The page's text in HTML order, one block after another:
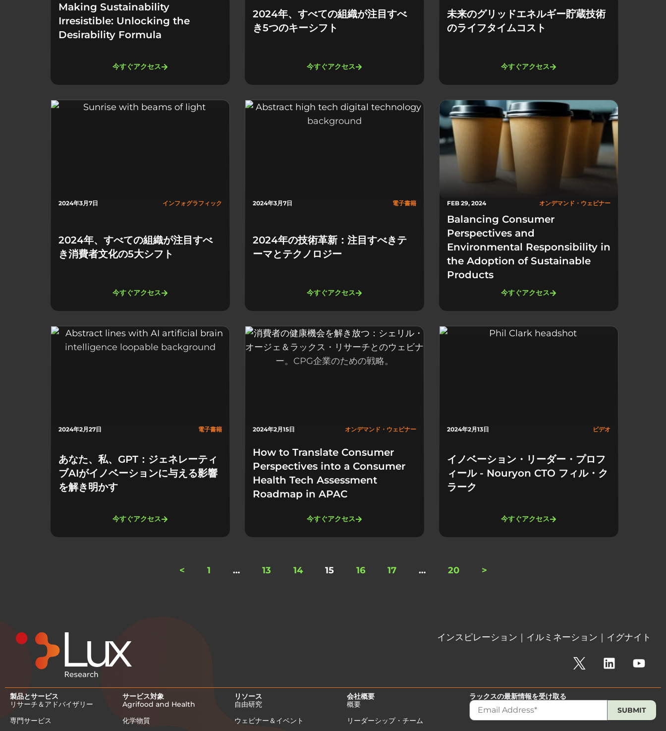
Making Sustainability
Irresistible: ​Unlocking the
Desirability Formula​
今すぐアクセス
2024年、すべての組織が注目すべ
き5つのキーシフト
今すぐアクセス
未来のグリッドエネルギー貯蔵技術
のライフタイムコスト
今すぐアクセス
2024年3月7日 インフォグラフィック
2024年、すべての組織が注目すべ
き消費者文化の5大シフト
今すぐアクセス
2024年3月7日 電子書籍
2024年の技術革新：注目すべきテ
ーマとテクノロジー
今すぐアクセス
FEB 29, 2024 オンデマンド・ウェビナー
Balancing Consumer
Perspectives and
Environmental Responsibility in
the Adoption of Sustainable
Products
今すぐアクセス
2024年2月27日 電子書籍
あなた、私、GPT：ジェネレーティ
ブAIがイノベーションに与える影響
を解き明かす
今すぐアクセス
2024年2月15日 オンデマンド・ウェビナー
How to Translate Consumer
Perspectives into a Consumer
Health Tech Assessment
Roadmap in APAC
今すぐアクセス
2024年2月13日 ビデオ
イノベーション・リーダー・プロフ
ィール - Nouryon CTO フィル・ク
ラーク
今すぐアクセス
< 1 … 13 14 15 16 17 … 20 >
インスピレーション｜イルミネーション｜イグナイト
製品とサービス
リサーチ＆アドバイザリー
専門サービス
サービス対象
Agrifood and Health
化学物質
リソース
自由研究
ウェビナー＆イベント
会社概要
概要
リーダーシップ・チーム
ラックスの最新情報を受け取る